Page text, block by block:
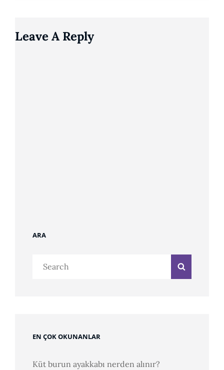
Leave A Reply
ARA
Search
EN ÇOK OKUNANLAR
Küt burun ayakkabı nerden alınır?